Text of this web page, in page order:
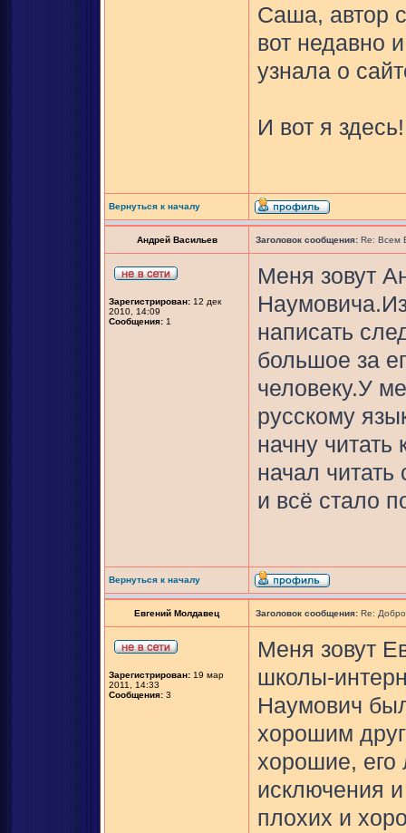
Саша, автор
вот недавно
узнала о
И вот я здесь!
Вернуться к началу
Андрей Васильев Заголовок сообщения: Re: Всем
Зарегистрирован: 12 дек
2010, 14:09
Сообщения: 1
Меня зовут
написать
большое за
человеку.У
русскому
начну читать
начал читать
и всё стало
Вернуться к началу
Евгений Молдавец Заголовок сообщения: Re:
Зарегистрирован: 19 мар
2011, 14:33
Сообщения: 3
Меня зовут
школы-
Наумович
хорошим
хорошие, его
исключения
плохих и